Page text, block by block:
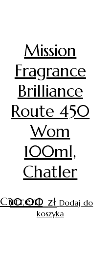
Current
Mission
Fragrance
Brilliance
Route 450
Wom
100ml,
Chatler
30.00zł Dodaj do
koszyka